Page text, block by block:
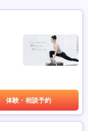
体験・相談予約